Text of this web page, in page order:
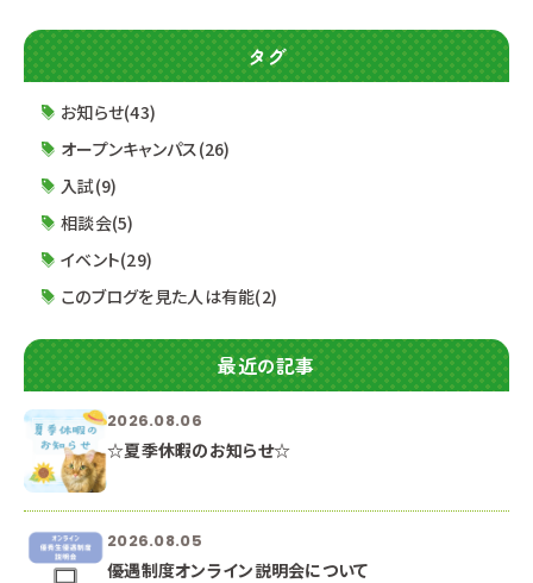
■ 優秀生優遇制度（特待生・通学支援生）について
出願資格・特典・試験日程 選考までの流れ 求める
人材像 面接試験について 筆記試験について 小論
文試験について ■配布資料■ 優秀生優遇制度概
タグ
お知らせ(43)
オープンキャンパス(26)
入試(9)
相談会(5)
イベント(29)
このブログを見た人は有能(2)
最近の記事
2026.08.06
☆夏季休暇のお知らせ☆
2026.08.05
優遇制度オンライン説明会について